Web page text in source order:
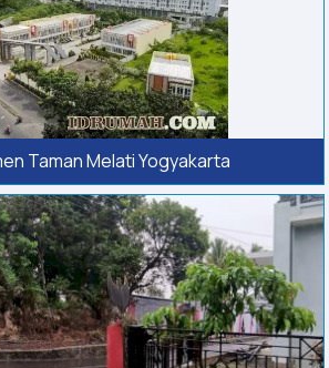
Taman Melati Yogyakarta